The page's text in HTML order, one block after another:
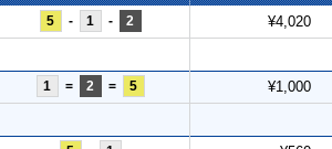
5 - 1 - 2 ¥4,020
1 = 2 = 5 ¥1,000